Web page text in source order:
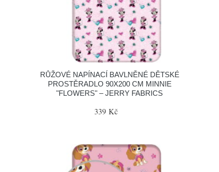
RŮŽOVÉ NAPÍNACÍ BAVLNĚNÉ DĚTSKÉ
PROSTĚRADLO 90X200 CM MINNIE
"FLOWERS" – JERRY FABRICS
339 Kč